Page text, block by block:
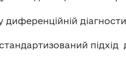
диференційній
підхід